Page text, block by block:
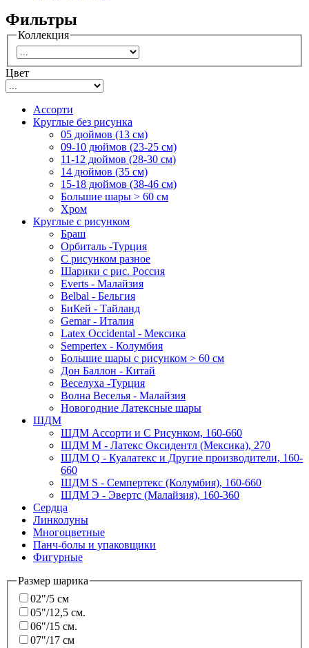
Фильтры
Коллекция
Цвет
Ассорти
Круглые без рисунка
05 дюймов (13 см)
09-10 дюймов (23-25 см)
11-12 дюймов (28-30 см)
14 дюймов (35 см)
15-18 дюймов (38-46 см)
Большие шары > 60 см
Хром
Круглые с рисунком
Браш
Орбиталь -Турция
С рисунком разное
Шарики с рис. Россия
Everts - Малайзия
Belbal - Бельгия
БиКей - Тайланд
Gemar - Италия
Latex Occidental - Мексика
Sempertex - Колумбия
Большие шары с рисунком > 60 см
Дон Баллон - Китай
Веселуха -Турция
Волна Веселья - Малайзия
Новогодние Латексные шары
ШДМ
ШДМ Aссорти и С Рисунком, 160-660
ШДМ M - Латекс Оксидентл (Мексика), 270
ШДМ Q - Куалатекс и Другие производители, 160-
660
ШДМ S - Семпертекс (Колумбия), 160-660
ШДМ Э - Эвертс (Малайзия), 160-360
Сердца
Линколуны
Многоцветные
Панч-болы и упаковщики
Фигурные
Размер шарика
02"/5 см
05"/12,5 см.
06"/15 см.
07"/17 см